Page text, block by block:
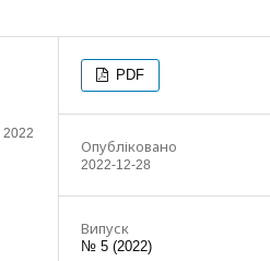
2022
PDF
Опубліковано
2022-12-28
Випуск
№ 5 (2022)